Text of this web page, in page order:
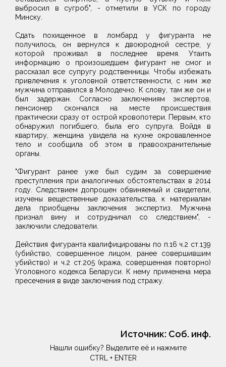
выбросил в сугроб", - отметили в УСК по городу
Минску.
Сдать похищенное в ломбард у фигуранта не
получилось, он вернулся к двоюродной сестре, у
которой проживал в последнее время. Утаить
информацию о произошедшем фигурант не смог и
рассказал все супругу родственницы. Чтобы избежать
привлечения к уголовной ответственности, с ним же
мужчина отправился в Молодечно. К слову, там же он и
был задержан. Согласно заключениям экспертов,
пенсионер скончался на месте происшествия
практически сразу от острой кровопотери. Первым, кто
обнаружил погибшего, была его супруга. Войдя в
квартиру, женщина увидела на кухне окровавленное
тело и сообщила об этом в правоохранительные
органы.
"Фигурант ранее уже был судим за совершение
преступления при аналогичных обстоятельствах в 2014
году. Следствием допрошен обвиняемый и свидетели,
изучены вещественные доказательства, к материалам
дела приобщены заключения экспертиз. Мужчина
признал вину и сотрудничал со следствием", -
заключили следователи.
Действия фигуранта квалифицированы по п.16 ч.2 ст.139
(убийство, совершенное лицом, ранее совершившим
убийство) и ч.2 ст.205 (кража, совершенная повторно)
Уголовного кодекса Беларуси. К нему применена мера
пресечения в виде заключения под стражу.
Источник: Соб. инф.
Нашли ошибку? Выделите её и нажмите
CTRL + ENTER